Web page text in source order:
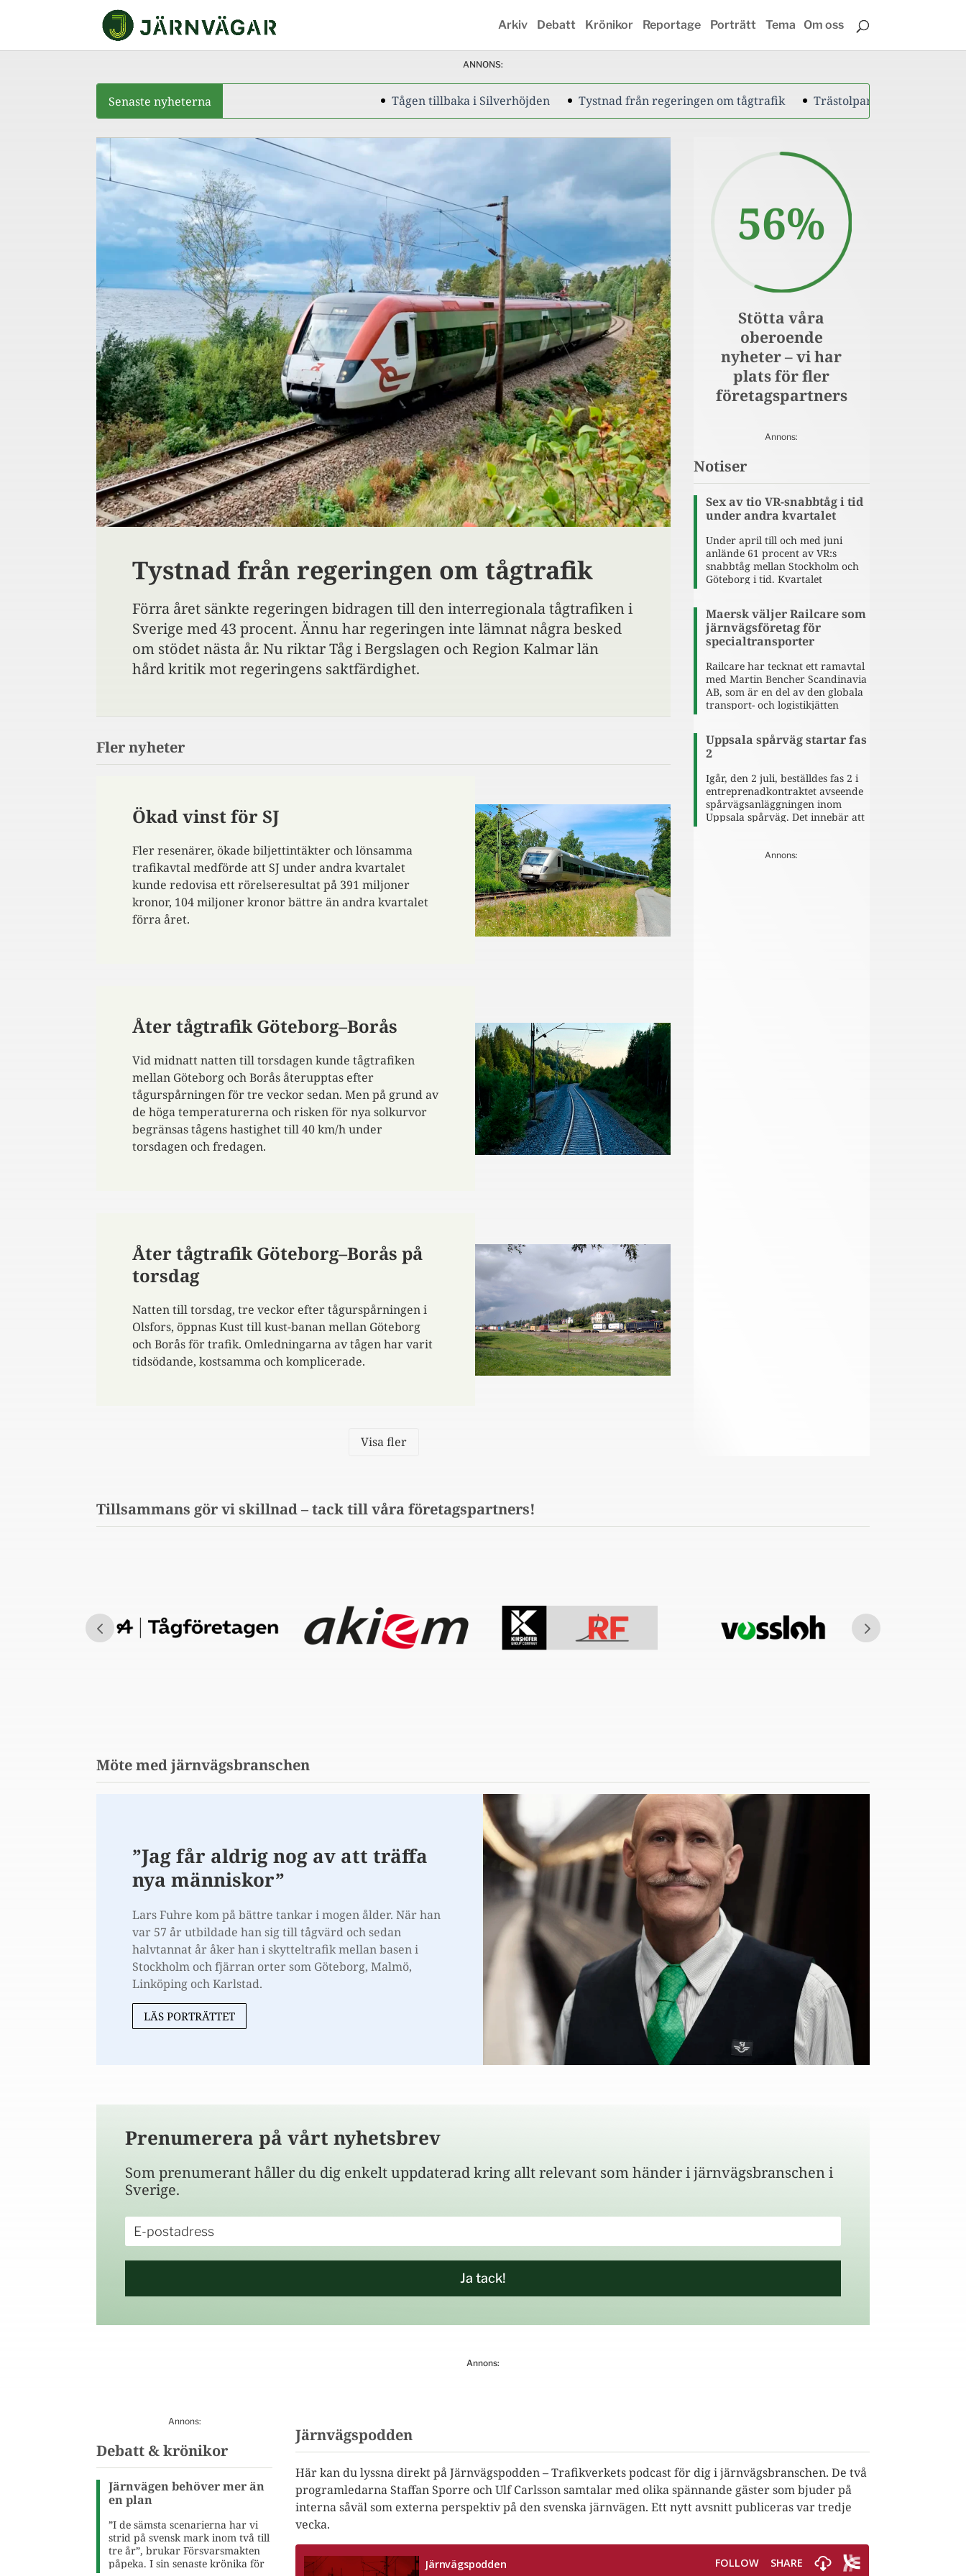
Arkiv Debatt Krönikor Reportage Porträtt Tema Om oss
ANNONS:
Senaste nyheterna Tågen tillbaka i Silverhöjden Tystnad från regeringen om tågtrafik Trästolparna bort från Siljansbanan
Tystnad från regeringen om tågtrafik
Förra året sänkte regeringen bidragen till den interregionala tågtrafiken i
Sverige med 43 procent. Ännu har regeringen inte lämnat några besked
om stödet nästa år. Nu riktar Tåg i Bergslagen och Region Kalmar län
hård kritik mot regeringens saktfärdighet.
Fler nyheter
Ökad vinst för SJ
Fler resenärer, ökade biljettintäkter och lönsamma
trafikavtal medförde att SJ under andra kvartalet
kunde redovisa ett rörelseresultat på 391 miljoner
kronor, 104 miljoner kronor bättre än andra kvartalet
förra året.
​Åter tågtrafik Göteborg–Borås
​​Vid midnatt natten till torsdagen kunde tågtrafiken
mellan Göteborg och Borås återupptas efter
tågurspårningen för tre veckor sedan. Men på grund av
de höga temperaturerna och risken för nya solkurvor
begränsas tågens hastighet till 40 km/h under
torsdagen och fredagen.
Åter tågtrafik Göteborg–Borås på
torsdag
Natten till torsdag, tre veckor efter tågurspårningen i
Olsfors, öppnas Kust till kust-banan mellan Göteborg
och Borås för trafik. Omledningarna av tågen har varit
tidsödande, kostsamma och komplicerade.
Visa fler
56%
Stötta våra
oberoende
nyheter – vi har
plats för fler
företagspartners
Notiser
Sex av tio VR-snabbtåg i tid
under andra kvartalet
Under april till och med juni
anlände 61 procent av VR:s
snabbtåg mellan Stockholm och
Göteborg i tid. Kvartalet
bland annat nedrivna
kontaktledningar, stormen Dave
och flera ovanliga externa
Maersk väljer Railcare som
järnvägsföretag för
specialtransporter
Railcare har tecknat ett ramavtal
med Martin Bencher Scandinavia
AB, som är en del av den globala
transport- och logistikjätten
inom Sverige.
Uppsala spårväg startar fas
2
Igår, den 2 juli, beställdes fas 2 i
entreprenadkontraktet avseende
spårvägsanläggningen inom
Uppsala spårväg. Det innebär att
genomförande, där
Tillsammans gör vi skillnad – tack till våra företagspartners!
Möte med järnvägsbranschen
”Jag får aldrig nog av att träffa
nya människor”
Lars Fuhre kom på bättre tankar i mogen ålder. När han
var 57 år utbildade han sig till tågvärd och sedan
halvtannat år åker han i skytteltrafik mellan basen i
Stockholm och fjärran orter som Göteborg, Malmö,
Linköping och Karlstad.
LÄS PORTRÄTTET
Prenumerera på vårt nyhetsbrev
Som prenumerant håller du dig enkelt uppdaterad kring allt relevant som händer i järnvägsbranschen i
Sverige.
Ja tack!
Annons:
Debatt & krönikor
Järnvägen behöver mer än
en plan
”I de sämsta scenarierna har vi
strid på svensk mark inom två till
tre år”, brukar Försvarsmakten
påpeka. I sin senaste krönika för
Järnvägspodden
Här kan du lyssna direkt på Järnvägspodden – Trafikverkets podcast för dig i järnvägsbranschen. De två
programledarna Staffan Sporre och Ulf Carlsson samtalar med olika spännande gäster som bjuder på
interna såväl som externa perspektiv på den svenska järnvägen. Ett nytt avsnitt publiceras var tredje
vecka.